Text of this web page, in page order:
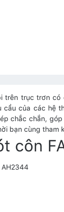
trên trục trơn có
của các hệ
chắc chắn,
bạn cùng tham
côn
AH2344